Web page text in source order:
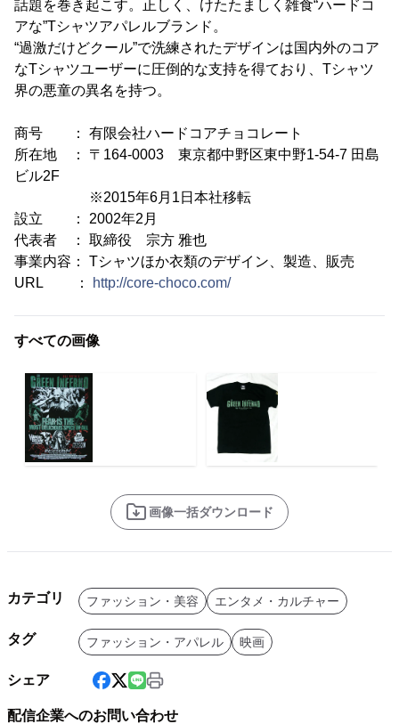
話題を巻き起こす。正しく、けたたましく雑食“ハードコ
アな”Tシャツアパレルブランド。
“過激だけどクール”で洗練されたデザインは国内外のコア
なTシャツユーザーに圧倒的な支持を得ており、Tシャツ
界の悪童の異名を持つ。
商号 ： 有限会社ハードコアチョコレート
所在地 ： 〒164-0003 東京都中野区東中野1-54-7 田島
ビル2F
※2015年6月1日本社移転
設立 ： 2002年2月
代表者 ： 取締役 宗方 雅也
事業内容： Tシャツほか衣類のデザイン、製造、販売
URL ：
http://core-choco.com/
すべての画像
画像一括ダウンロード
カテゴリ ファッション・美容 エンタメ・カルチャー
タグ ファッション・アパレル 映画
シェア
配信企業へのお問い合わせ